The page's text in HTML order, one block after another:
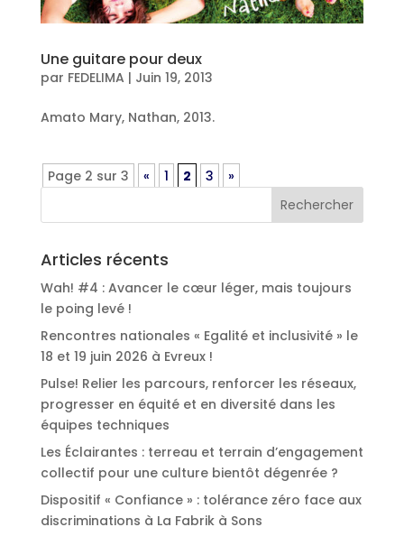
Une guitare pour deux
par FEDELIMA | Juin 19, 2013
Amato Mary, Nathan, 2013.
Page 2 sur 3 « 1 2 3 »
Articles récents
Wah! #4 : Avancer le cœur léger, mais toujours
le poing levé !
Rencontres nationales « Egalité et inclusivité » le
18 et 19 juin 2026 à Evreux !
Pulse! Relier les parcours, renforcer les réseaux,
progresser en équité et en diversité dans les
équipes techniques
Les Éclairantes : terreau et terrain d’engagement
collectif pour une culture bientôt dégenrée ?
Dispositif « Confiance » : tolérance zéro face aux
discriminations à La Fabrik à Sons